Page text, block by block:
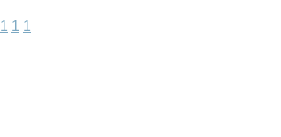
1 1 1